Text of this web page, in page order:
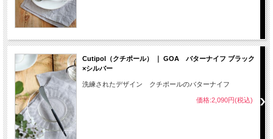
Cutipol（クチポール） ｜ GOA バターナイフ ブラック
×シルバー
洗練されたデザイン クチポールのバターナイフ
価格:2,090円(税込)